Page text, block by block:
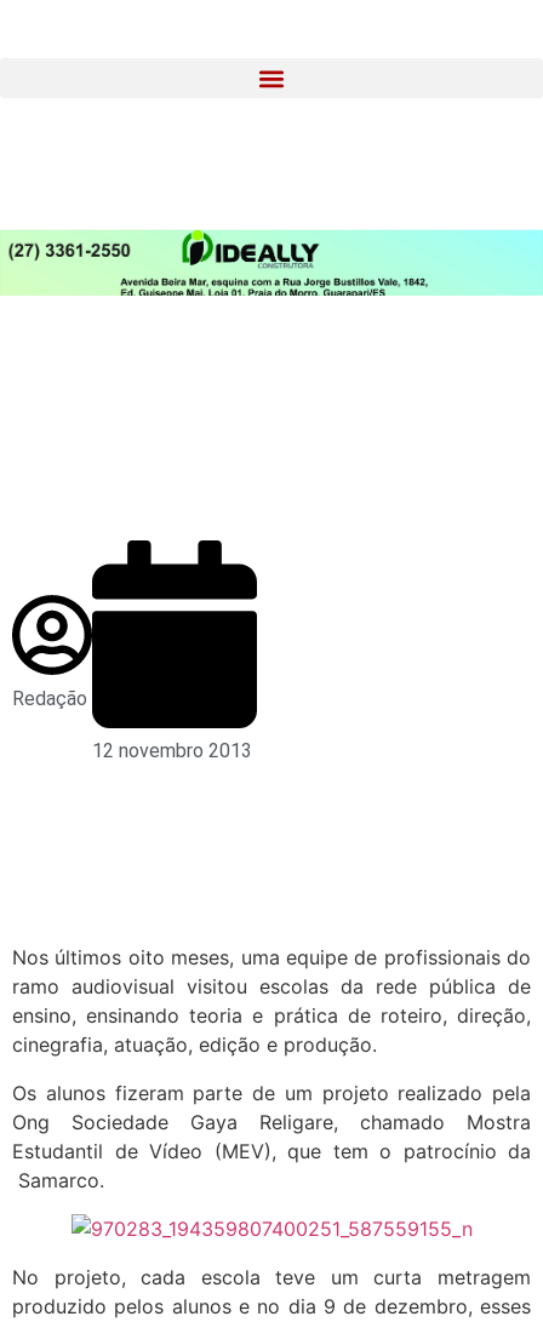
Redação
12 novembro 2013
Nos últimos oito meses, uma equipe de profissionais do
ramo audiovisual visitou escolas da rede pública de
ensino, ensinando teoria e prática de roteiro, direção,
cinegrafia, atuação, edição e produção.
Os alunos fizeram parte de um projeto realizado pela
Ong Sociedade Gaya Religare, chamado Mostra
Estudantil de Vídeo (MEV), que tem o patrocínio da
Samarco.
No projeto, cada escola teve um curta metragem
produzido pelos alunos e no dia 9 de dezembro, esses